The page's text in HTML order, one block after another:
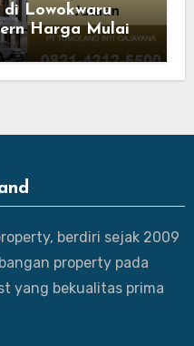
Lowokwaru
Harga Mulai
berdiri sejak 2009
property pada
yang bekualitas prima